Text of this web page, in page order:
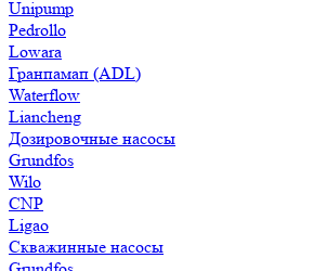
Unipump
Pedrollo
Lowara
Гранпамап (ADL)
Waterflow
Liancheng
Дозировочные насосы
Grundfos
Wilo
CNP
Ligao
Скважинные насосы